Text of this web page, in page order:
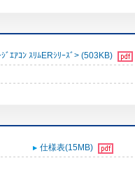
ｴｱｺﾝ ｽﾘﾑERｼﾘｰｽﾞ> (503KB)
仕様表(15MB)